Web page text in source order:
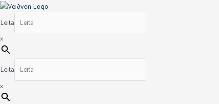
Skip
content
Leita
×
Leita
×
Mentalizer
Tvíkrækja
quantity